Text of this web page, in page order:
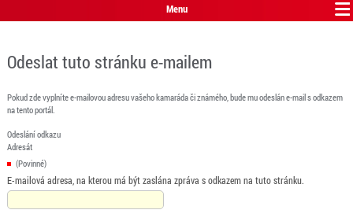
Menu
Odeslat tuto stránku e-mailem
Pokud zde vyplníte e-mailovou adresu vašeho kamaráda či známého, bude mu odeslán e-mail s odkazem
na tento portál.
Odeslání odkazu
Adresát
(Povinné)
E-mailová adresa, na kterou má být zaslána zpráva s odkazem na tuto stránku.